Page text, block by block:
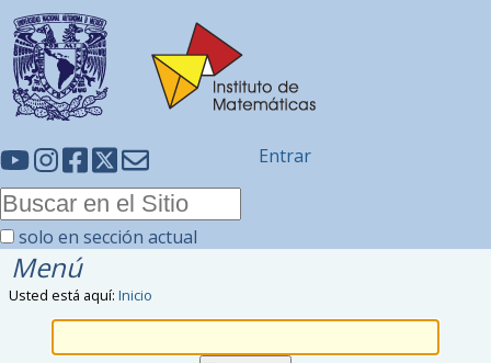
solo en sección actual
Entrar
Menú
Usted está aquí: Inicio